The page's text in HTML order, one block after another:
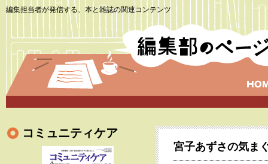
編集担当者が発信する、本と雑誌の関連コンテンツ
宮子あずさの気ま
コミュニティケア